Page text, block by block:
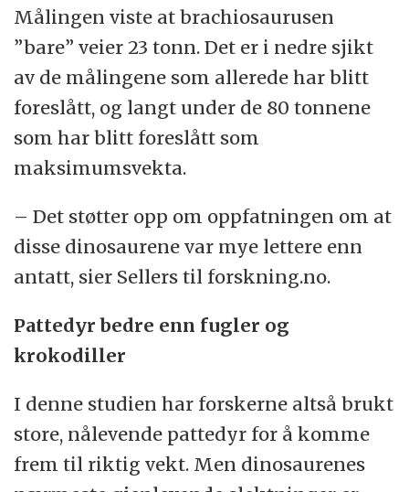
Målingen viste at brachiosaurusen
”bare” veier 23 tonn. Det er i nedre sjikt
av de målingene som allerede har blitt
foreslått, og langt under de 80 tonnene
som har blitt foreslått som
maksimumsvekta.
– Det støtter opp om oppfatningen om at
disse dinosaurene var mye lettere enn
antatt, sier Sellers til forskning.no.
Pattedyr bedre enn fugler og
krokodiller
I denne studien har forskerne altså brukt
store, nålevende pattedyr for å komme
frem til riktig vekt. Men dinosaurenes